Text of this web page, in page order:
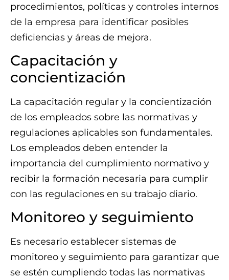
procedimientos, políticas y controles internos
de la empresa para identificar posibles
deficiencias y áreas de mejora.
Capacitación y
concientización
La capacitación regular y la concientización
de los empleados sobre las normativas y
regulaciones aplicables son fundamentales.
Los empleados deben entender la
importancia del cumplimiento normativo y
recibir la formación necesaria para cumplir
con las regulaciones en su trabajo diario.
Monitoreo y seguimiento
Es necesario establecer sistemas de
monitoreo y seguimiento para garantizar que
se estén cumpliendo todas las normativas